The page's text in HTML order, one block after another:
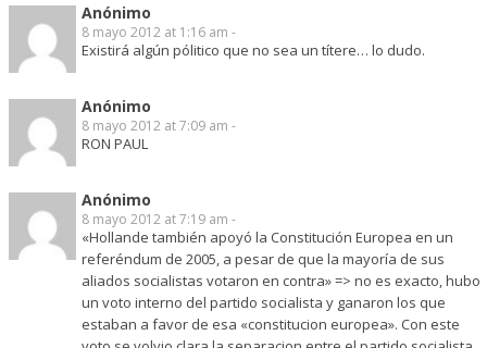
Anónimo
8 mayo 2012 at 1:16 am -
Existirá algún pólitico que no sea un títere… lo dudo.
Anónimo
8 mayo 2012 at 7:09 am -
RON PAUL
Anónimo
8 mayo 2012 at 7:19 am -
«Hollande también apoyó la Constitución Europea en un
referéndum de 2005, a pesar de que la mayoría de sus
aliados socialistas votaron en contra» => no es exacto, hubo
un voto interno del partido socialista y ganaron los que
estaban a favor de esa «constitucion europea». Con este